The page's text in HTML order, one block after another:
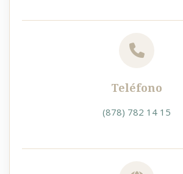
Teléfono
(878) 782 14 15